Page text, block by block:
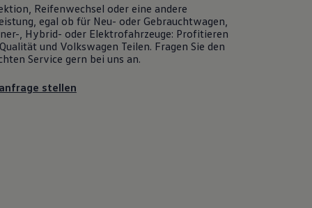
Reifenwechsel oder eine andere
egal ob für Neu- oder Gebrauchtwagen
, Hybrid- oder Elektrofahrzeuge: Profitieren
und Volkswagen Teilen. Fragen Sie den
Service gern bei uns an.
stellen